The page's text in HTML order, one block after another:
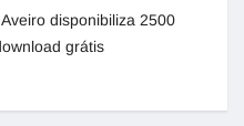
disponibiliza 2500
grátis